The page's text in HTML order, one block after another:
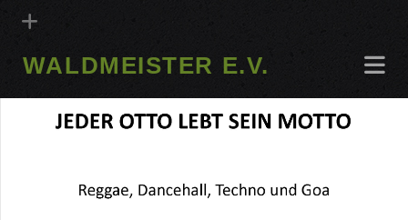
WALDMEISTER E.V.